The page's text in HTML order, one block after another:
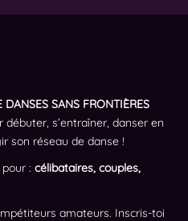
DANSES SANS FRONTIÈRES
s’entraîner, danser en
son réseau de danse !
: célibataires, couples,
amateurs. Inscris-toi